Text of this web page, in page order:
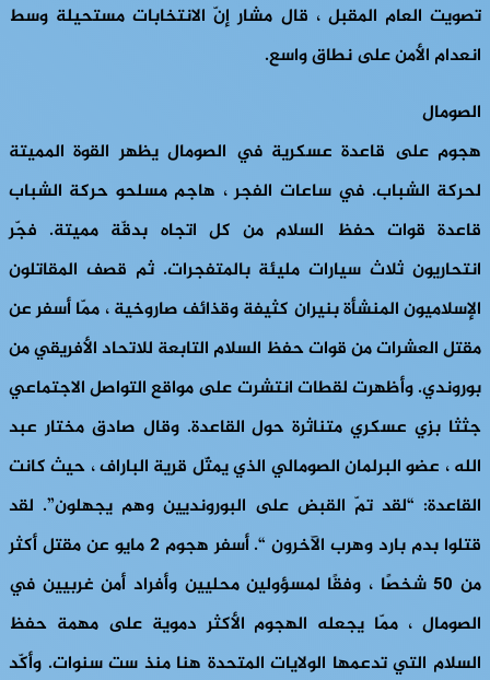
تصويت العام المقبل ، قال مشار إنّ الانتخابات مستحيلة وسط
انعدام الأمن على نطاق واسع.
الصومال
هجوم على قاعدة عسكرية في الصومال يظهر القوة المميتة
لحركة الشباب. في ساعات الفجر ، هاجم مسلحو حركة الشباب
قاعدة قوات حفظ السلام من كل اتجاه بدقّة مميتة. فجّر
انتحاريون ثلاث سيارات مليئة بالمتفجرات. ثم قصف المقاتلون
الإسلاميون المنشأة بنيران كثيفة وقذائف صاروخية ، ممّا أسفر عن
مقتل العشرات من قوات حفظ السلام التابعة للاتحاد الأفريقي من
بوروندي. وأظهرت لقطات انتشرت على مواقع التواصل الاجتماعي
جثثا بزي عسكري متناثرة حول القاعدة. وقال صادق مختار عبد
الله ، عضو البرلمان الصومالي الذي يمثّل قرية الباراف ، حيث كانت
القاعدة: “لقد تمّ القبض على البورونديين وهم يجهلون”. لقد
قتلوا بدم بارد وهرب الآخرون “. أسفر هجوم 2 مايو عن مقتل أكثر
من 50 شخصًا ، وفقًا لمسؤولين محليين وأفراد أمن غربيين في
الصومال ، ممّا يجعله الهجوم الأكثر دموية على مهمة حفظ
السلام التي تدعمها الولايات المتحدة هنا منذ ست سنوات. وأكّد